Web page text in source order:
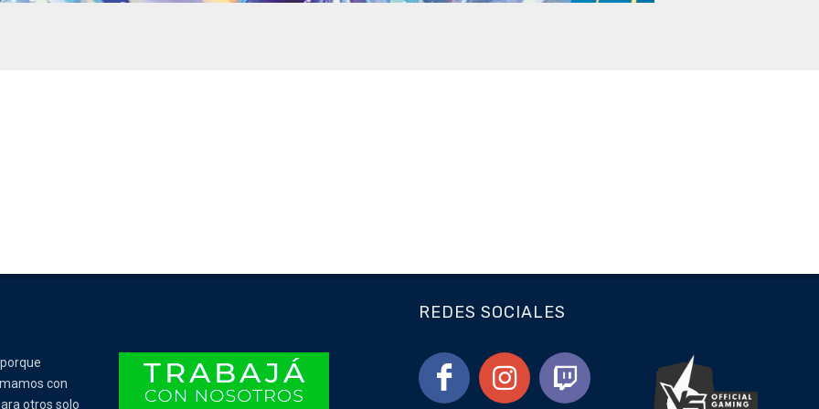
con
otros solo
REDES SOCIALES